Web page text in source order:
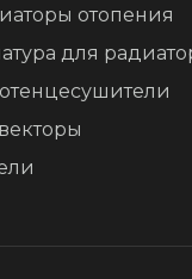
отопения
для